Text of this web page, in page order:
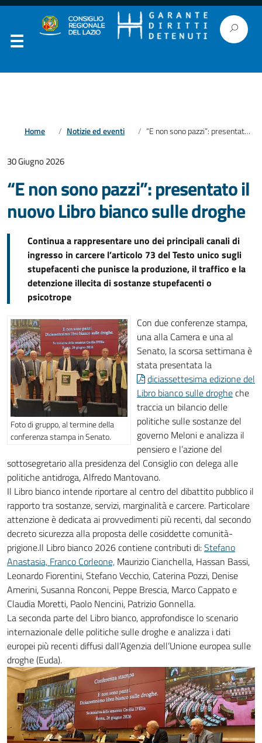
Home Notizie ed eventi “E non sono pazzi”: presentato il nuovo Libro bianco sulle droghe
30 Giugno 2026
“E non sono pazzi”: presentato il
nuovo Libro bianco sulle droghe
Continua a rappresentare uno dei principali canali di
ingresso in carcere l’articolo 73 del Testo unico sugli
stupefacenti che punisce la produzione, il traffico e la
detenzione illecita di sostanze stupefacenti o
psicotrope
Foto di gruppo, al termine della
conferenza stampa in Senato.
Con due conferenze stampa,
una alla Camera e una al
Senato, la scorsa settimana è
stata presentata la
diciassettesima edizione del
Libro bianco sulle drogheche
traccia un bilancio delle
politiche sulle sostanze del
governo Meloni e analizza il
pensiero e l’azione del
sottosegretario alla presidenza del Consiglio con delega alle
politiche antidroga, Alfredo Mantovano.
Il Libro bianco intende riportare al centro del dibattito pubblico il
rapporto tra sostanze, servizi, marginalità e carcere. Particolare
attenzione è dedicata ai provvedimenti più recenti, dal secondo
decreto sicurezza alla proposta delle cosiddette comunità-
prigione.Il Libro bianco 2026 contiene contributi di:Stefano
Anastasia, Franco Corleone, Maurizio Cianchella, Hassan Bassi,
Leonardo Fiorentini, Stefano Vecchio, Caterina Pozzi, Denise
Amerini, Susanna Ronconi, Peppe Brescia, Marco Cappato e
Claudia Moretti, Paolo Nencini, Patrizio Gonnella.
La seconda parte del Libro bianco, approfondisce lo scenario
internazionale delle politiche sulle droghe e analizza i dati
europei più recenti diffusi dall’Agenzia dell’Unione europea sulle
droghe (Euda).